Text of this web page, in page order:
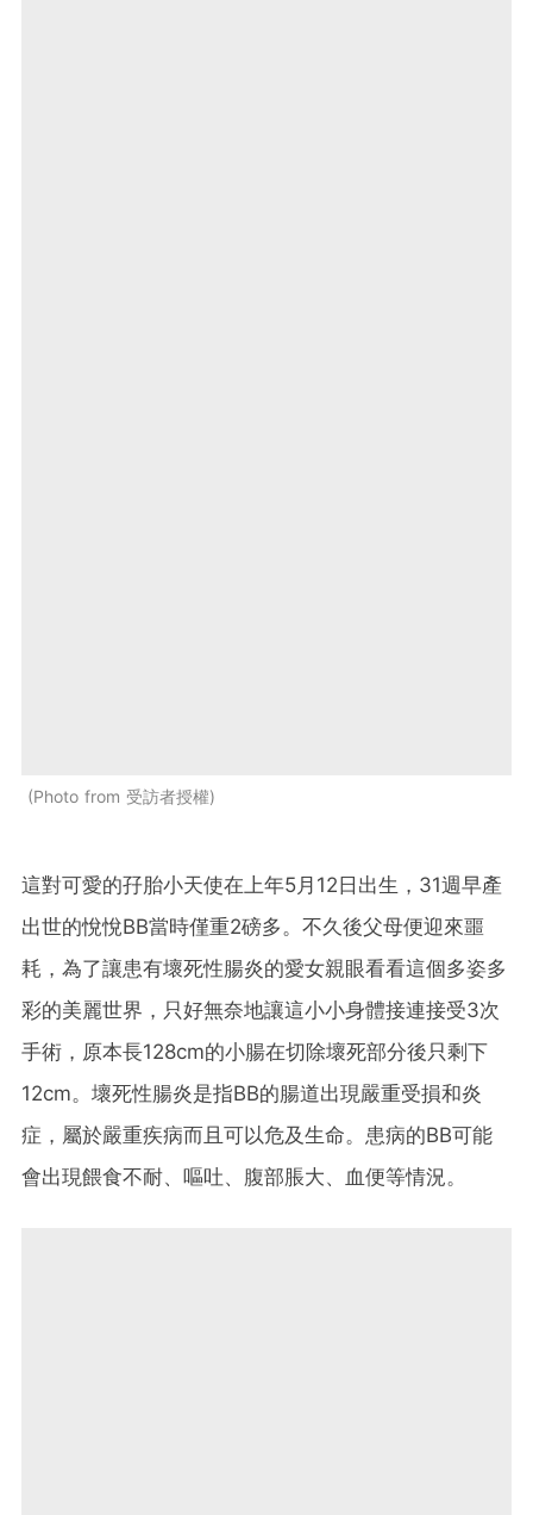
Photo from 受訪者授權
這對可愛的孖胎小天使在上年5月12日出生，31週早產
出世的悅悅BB當時僅重2磅多。不久後父母便迎來噩
耗，為了讓患有壞死性腸炎的愛女親眼看看這個多姿多
彩的美麗世界，只好無奈地讓這小小身體接連接受3次
手術，原本長128cm的小腸在切除壞死部分後只剩下
12cm。壞死性腸炎是指BB的腸道出現嚴重受損和炎
症，屬於嚴重疾病而且可以危及生命。患病的BB可能
會出現餵食不耐、嘔吐、腹部脹大、血便等情況。